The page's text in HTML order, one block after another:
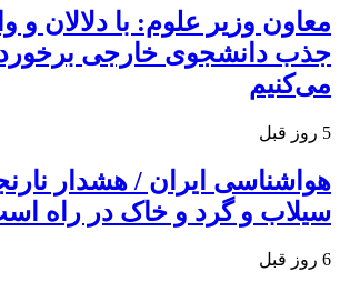
معاون وزیر علوم: با دلالان
جذب دانشجوی خارجی
می‌کنیم
5 روز قبل
هواشناسی ایران / هشدار
سیلاب و گرد و خاک در راه
6 روز قبل